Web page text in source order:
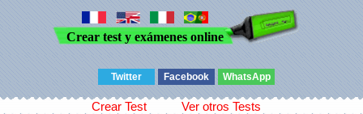
Crear test y exámenes online
Twitter Facebook WhatsApp
Crear Test Ver otros Tests